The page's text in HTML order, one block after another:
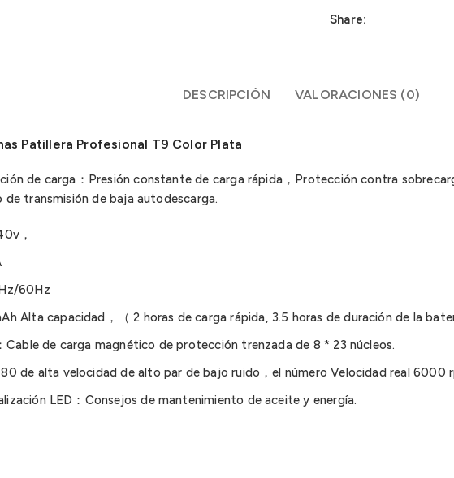
Share:
DESCRIPCIÓN VALORACIONES (0)
Patillera Profesional T9 Color Plata
de carga：Presión constante de carga rápida，Protección contra
de transmisión de baja autodescarga.
，
60Hz
Alta capacidad，（ 2 horas de carga rápida, 3.5 horas de duración de la
Cable de carga magnético de protección trenzada de 8 * 23 núcleos.
de alta velocidad de alto par de bajo ruido，el número Velocidad real 6000
LED：Consejos de mantenimiento de aceite y energía.